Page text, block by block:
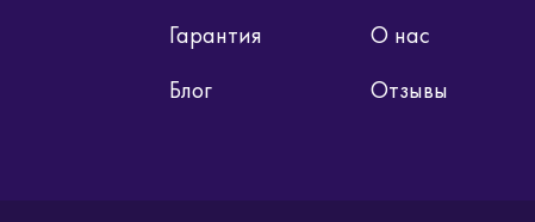
Гарантия
О нас
Блог
Отзывы